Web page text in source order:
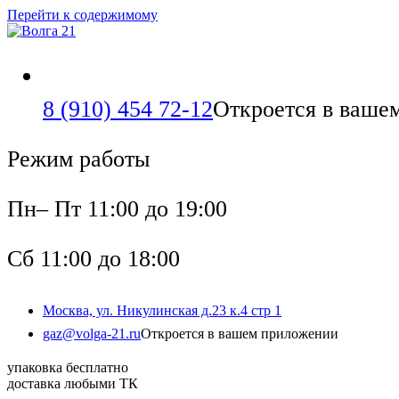
Перейти к содержимому
8 (910) 454 72-12Откроется в
Режим работы
Пн– Пт 11:00 до 19:00
Сб 11:00 до 18:00
Москва, ул. Никулинская д.23 к.4 стр 1
gaz@volga-21.ruОткроется в вашем приложении
упаковка бесплатно
доставка любыми ТК